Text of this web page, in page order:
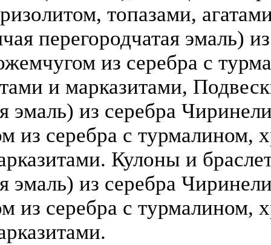
топазами,
перегородчатая эмаль)
из серебра с
и марказитами,
эмаль) из серебра
из серебра с турмалином,
Кулоны и
эмаль) из серебра
из серебра с турмалином,